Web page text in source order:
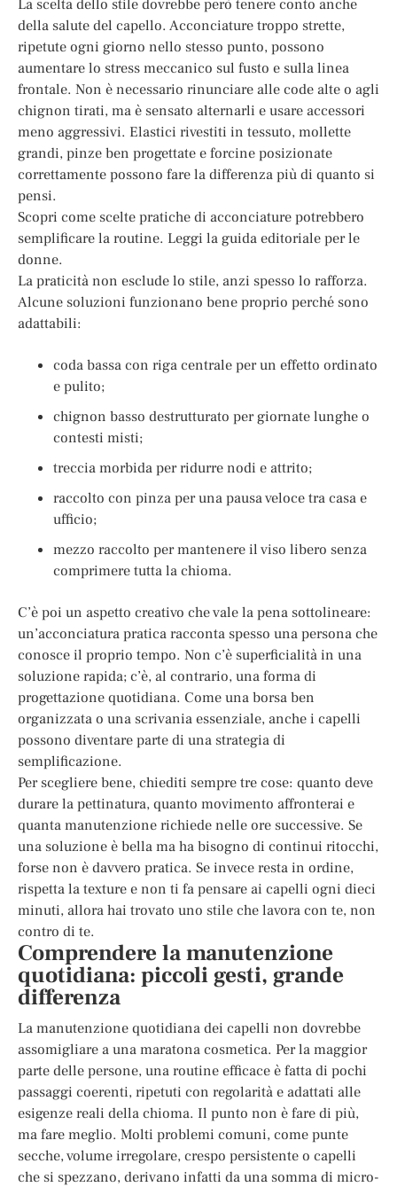
La scelta dello stile dovrebbe però tenere conto anche
della salute del capello. Acconciature troppo strette,
ripetute ogni giorno nello stesso punto, possono
aumentare lo stress meccanico sul fusto e sulla linea
frontale. Non è necessario rinunciare alle code alte o agli
chignon tirati, ma è sensato alternarli e usare accessori
meno aggressivi. Elastici rivestiti in tessuto, mollette
grandi, pinze ben progettate e forcine posizionate
correttamente possono fare la differenza più di quanto si
pensi.
Scopri come scelte pratiche di acconciature potrebbero
semplificare la routine. Leggi la guida editoriale per le
donne.
La praticità non esclude lo stile, anzi spesso lo rafforza.
Alcune soluzioni funzionano bene proprio perché sono
adattabili:
coda bassa con riga centrale per un effetto ordinato
e pulito;
chignon basso destrutturato per giornate lunghe o
contesti misti;
treccia morbida per ridurre nodi e attrito;
raccolto con pinza per una pausa veloce tra casa e
ufficio;
mezzo raccolto per mantenere il viso libero senza
comprimere tutta la chioma.
C’è poi un aspetto creativo che vale la pena sottolineare:
un’acconciatura pratica racconta spesso una persona che
conosce il proprio tempo. Non c’è superficialità in una
soluzione rapida; c’è, al contrario, una forma di
progettazione quotidiana. Come una borsa ben
organizzata o una scrivania essenziale, anche i capelli
possono diventare parte di una strategia di
semplificazione.
Per scegliere bene, chiediti sempre tre cose: quanto deve
durare la pettinatura, quanto movimento affronterai e
quanta manutenzione richiede nelle ore successive. Se
una soluzione è bella ma ha bisogno di continui ritocchi,
forse non è davvero pratica. Se invece resta in ordine,
rispetta la texture e non ti fa pensare ai capelli ogni dieci
minuti, allora hai trovato uno stile che lavora con te, non
contro di te.
Comprendere la manutenzione
quotidiana: piccoli gesti, grande
differenza
La manutenzione quotidiana dei capelli non dovrebbe
assomigliare a una maratona cosmetica. Per la maggior
parte delle persone, una routine efficace è fatta di pochi
passaggi coerenti, ripetuti con regolarità e adattati alle
esigenze reali della chioma. Il punto non è fare di più,
ma fare meglio. Molti problemi comuni, come punte
secche, volume irregolare, crespo persistente o capelli
che si spezzano, derivano infatti da una somma di micro-